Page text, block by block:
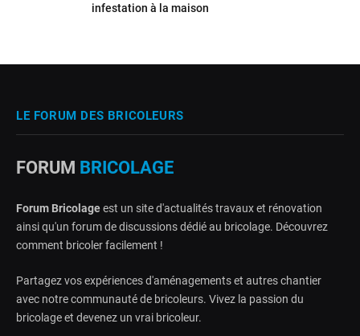
infestation à la maison
LE FORUM DES BRICOLEURS
FORUM BRICOLAGE
Forum Bricolageest un site d'actualités travaux et rénovation
ainsi qu'un forum de discussions dédié au bricolage. Découvrez
comment bricoler facilement !
Partagez vos expériences d'aménagements et autres chantier
avec notre communauté de bricoleurs. Vivez la passion du
bricolage et devenez un vrai bricoleur.